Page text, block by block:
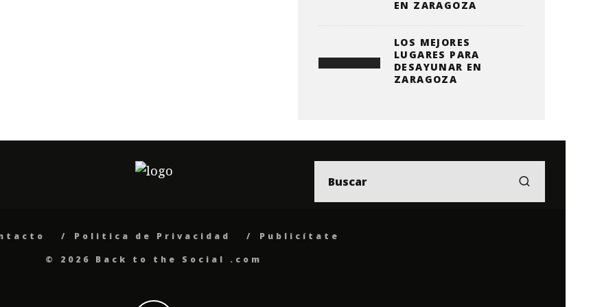
EN ZARAGOZA
LOS MEJORES
LUGARES PARA
DESAYUNAR EN
ZARAGOZA
Politica de Privacidad
Publicítate
© 2026 Back to the Social .com